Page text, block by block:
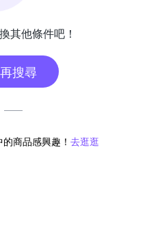
其他條件吧！
搜尋
商品感興趣！ 去逛逛